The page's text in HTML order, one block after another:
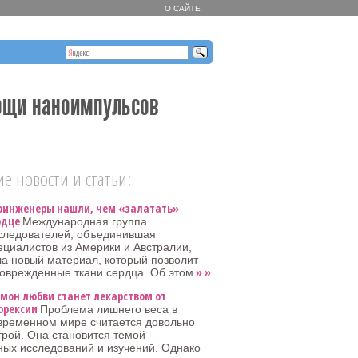
О САЙТЕ
наноимпульсов
новости и статьи:
нашли, чем «залатать»
Международная группа
объединившая
из Америки и Австралии,
новый материал, который позволит
ткани сердца. Об этом » »
любви станет лекарством от
Проблема лишнего веса в
мире считается довольно
Она становится темой
исследований и изучений. Однако